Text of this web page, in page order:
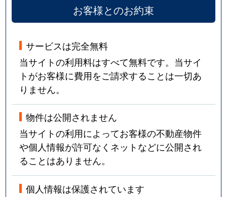
お客様とのお約束
サービスは完全無料
当サイトの利用料はすべて無料です。当サイ
トがお客様に費用をご請求することは一切あ
りません。
物件は公開されません
当サイトの利用によってお客様の不動産物件
や個人情報が許可なくネットなどに公開され
ることはありません。
個人情報は保護されています